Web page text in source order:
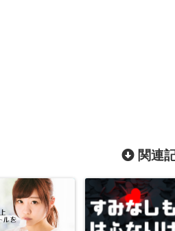
関連